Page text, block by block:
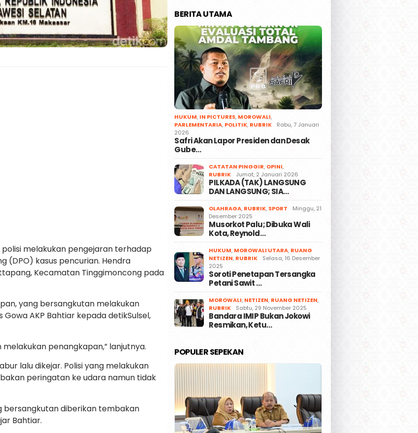
melakukan pengejaran terhadap
(DPO) kasus pencurian. Hendra
Kecamatan Tinggimoncong pada
yang bersangkutan melakukan
AKP Bahtiar kepada detikSulsel,
penangkapan,” lanjutnya.
lalu dikejar. Polisi yang melakukan
peringatan ke udara namun tidak
bersangkutan diberikan tembakan
Bahtiar.
BERITA UTAMA
HUKUM, IN PICTURES, MOROWALI,
PARLEMENTARIA, POLITIK, RUBRIK
Rabu, 7 Januari
2026
Safri Akan Lapor Presiden dan Desak
Gube…
CATATAN PINGGIR, OPINI,
RUBRIK
Jumat, 2 Januari 2026
PILKADA (TAK) LANGSUNG
DAN LANGSUNG; SIA…
OLAHRAGA, RUBRIK, SPORT
Minggu, 21
Desember 2025
Musorkot Palu; Dibuka Wali
Kota, Reynold…
HUKUM, MOROWALI UTARA, RUANG
NETIZEN, RUBRIK
Selasa, 16 Desember
2025
Soroti Penetapan Tersangka
Petani Sawit …
MOROWALI, NETIZEN, RUANG NETIZEN,
RUBRIK
Sabtu, 29 November 2025
Bandara IMIP Bukan Jokowi
Resmikan, Ketu…
POPULER SEPEKAN